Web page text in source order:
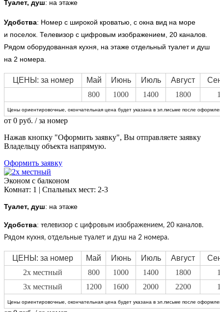
Туалет, душ: на этаже
Удобства: Номер с широкой кроватью, с окна вид на море
и поселок. Телевизор с цифровым изображением, 20 каналов.
Рядом оборудованная кухня, на этаже отдельный туалет и душ
на 2 номера.
ЦЕНЫ: за номер Май Июнь Июль Август
800
1000 1400 1800
Цены ориентировочные, окончательная цена будет указана в эл.письме после
от 0 руб. / за номер
Нажав кнопку "Оформить заявку", Вы отправляете заявку
Владельцу объекта напрямую.
Оформить заявку
Эконом с балконом
Комнат: 1 | Спальных мест: 2-3
Туалет, душ: на этаже
Удобства: телевизор с цифровым изображением, 20 каналов.
Рядом кухня, отдельные туалет и душ на 2 номера.
ЦЕНЫ: за номер Май Июнь Июль Август
2х местный
800 1000 1400 1800
3х местный
1200 1600 2000 2200
Цены ориентировочные, окончательная цена будет указана в эл.письме после